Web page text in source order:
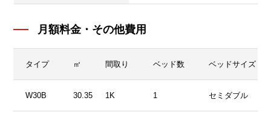
月額料金・その他費用
タイプ ㎡ 間取り ベッド数 ベッドサイズ
W30B 30.35 1K 1 セミダブル